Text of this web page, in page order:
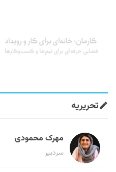
تحریریه
مهرک محمودی
سردبیر